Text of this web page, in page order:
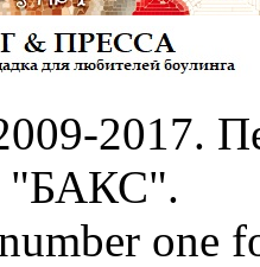
2017.
"БАКС".
one